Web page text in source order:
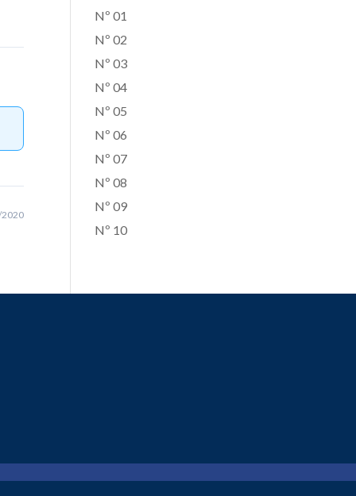
2020
Nº 01
Nº 02
Nº 03
Nº 04
Nº 05
Nº 06
Nº 07
Nº 08
Nº 09
Nº 10